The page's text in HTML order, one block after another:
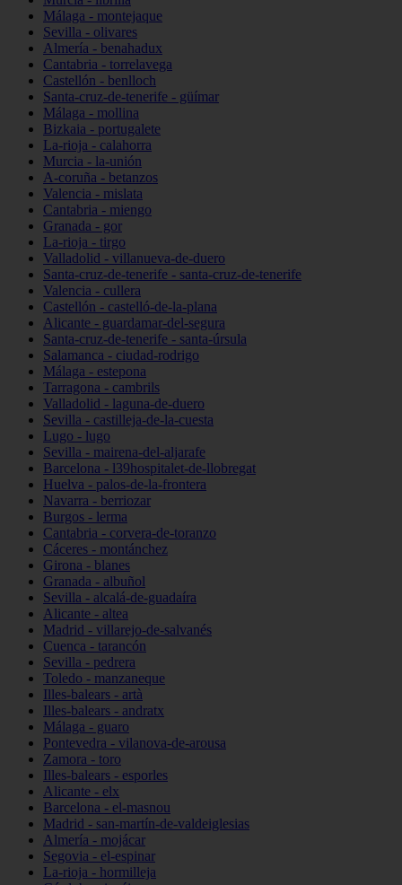
Málaga - montejaque
Sevilla - olivares
Almería - benahadux
Cantabria - torrelavega
Castellón - benlloch
Santa-cruz-de-tenerife - güímar
Málaga - mollina
Bizkaia - portugalete
La-rioja - calahorra
Murcia - la-unión
A-coruña - betanzos
Valencia - mislata
Cantabria - miengo
Granada - gor
La-rioja - tirgo
Valladolid - villanueva-de-duero
Santa-cruz-de-tenerife - santa-cruz-de-tenerife
Valencia - cullera
Castellón - castelló-de-la-plana
Alicante - guardamar-del-segura
Santa-cruz-de-tenerife - santa-úrsula
Salamanca - ciudad-rodrigo
Málaga - estepona
Tarragona - cambrils
Valladolid - laguna-de-duero
Sevilla - castilleja-de-la-cuesta
Lugo - lugo
Sevilla - mairena-del-aljarafe
Barcelona - l39hospitalet-de-llobregat
Huelva - palos-de-la-frontera
Navarra - berriozar
Burgos - lerma
Cantabria - corvera-de-toranzo
Cáceres - montánchez
Girona - blanes
Granada - albuñol
Sevilla - alcalá-de-guadaíra
Alicante - altea
Madrid - villarejo-de-salvanés
Cuenca - tarancón
Sevilla - pedrera
Toledo - manzaneque
Illes-balears - artà
Illes-balears - andratx
Málaga - guaro
Pontevedra - vilanova-de-arousa
Zamora - toro
Illes-balears - esporles
Alicante - elx
Barcelona - el-masnou
Madrid - san-martín-de-valdeiglesias
Almería - mojácar
Segovia - el-espinar
La-rioja - hormilleja